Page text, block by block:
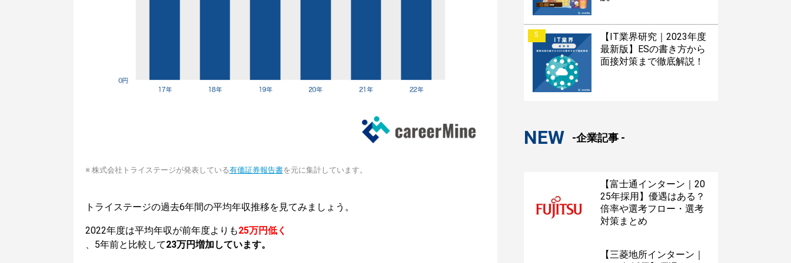
※ 株式会社トライステージが発表している有価証券報告書を元に集計しています。
トライステージの過去6年間の平均年収推移を見てみましょう。
2022年度は平均年収が前年度よりも25万円低く
、5年前と比較して23万円増加しています。
5
【IT業界研究｜2023年度
最新版】ESの書き方から
面接対策まで徹底解説！
NEW -企業記事 -
【富士通インターン｜20
25年採用】優遇はある？
倍率や選考フロー・選考
対策まとめ
【三菱地所インターン｜